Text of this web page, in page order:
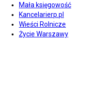
Mała księgowość
Kancelarierp.pl
Wieści Rolnicze
Życie Warszawy